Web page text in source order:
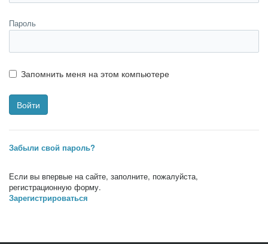
Пароль
Запомнить меня на этом компьютере
Забыли свой пароль?
Если вы впервые на сайте, заполните, пожалуйста,
регистрационную форму.
Зарегистрироваться